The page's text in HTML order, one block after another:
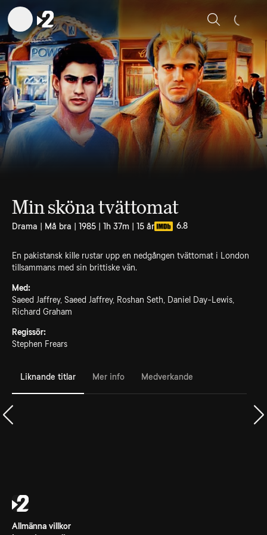
Sök
Min sköna tvättomat
Drama | Må bra | 1985 | 1h 37m | 15 år 6.8
En pakistansk kille rustar upp en nedgången tvättomat i London
tillsammans med sin brittiske vän.
Med:
Saeed Jaffrey, Saeed Jaffrey, Roshan Seth, Daniel Day-Lewis,
Richard Graham
Regissör:
Stephen Frears
Liknande titlar Mer info Medverkande
Allmänna villkor